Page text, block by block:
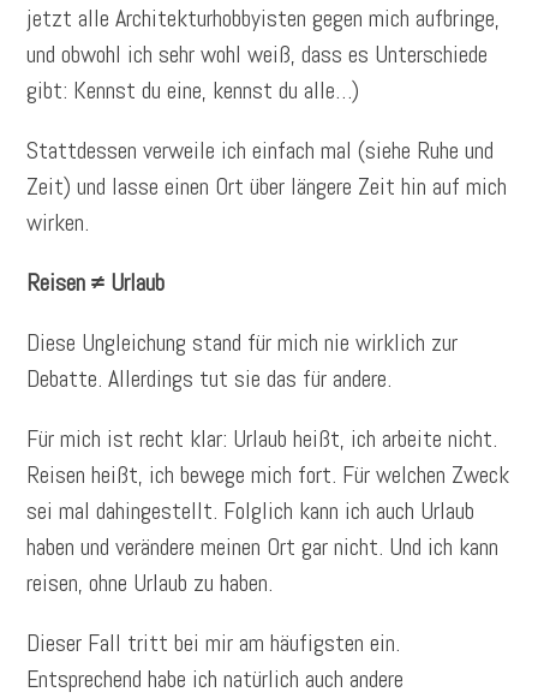
jetzt alle Architekturhobbyisten gegen mich aufbringe,
und obwohl ich sehr wohl weiß, dass es Unterschiede
gibt: Kennst du eine, kennst du alle…)
Stattdessen verweile ich einfach mal (siehe Ruhe und
Zeit) und lasse einen Ort über längere Zeit hin auf mich
wirken.
Reisen ≠ Urlaub
Diese Ungleichung stand für mich nie wirklich zur
Debatte. Allerdings tut sie das für andere.
Für mich ist recht klar: Urlaub heißt, ich arbeite nicht.
Reisen heißt, ich bewege mich fort. Für welchen Zweck
sei mal dahingestellt. Folglich kann ich auch Urlaub
haben und verändere meinen Ort gar nicht. Und ich kann
reisen, ohne Urlaub zu haben.
Dieser Fall tritt bei mir am häufigsten ein.
Entsprechend habe ich natürlich auch andere